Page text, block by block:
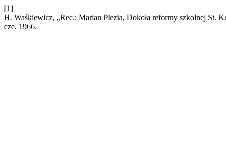
[1]
H. Waśkiewicz, „Rec.: Marian Plezia, Dokoła reformy szkolnej St.
cze. 1966.